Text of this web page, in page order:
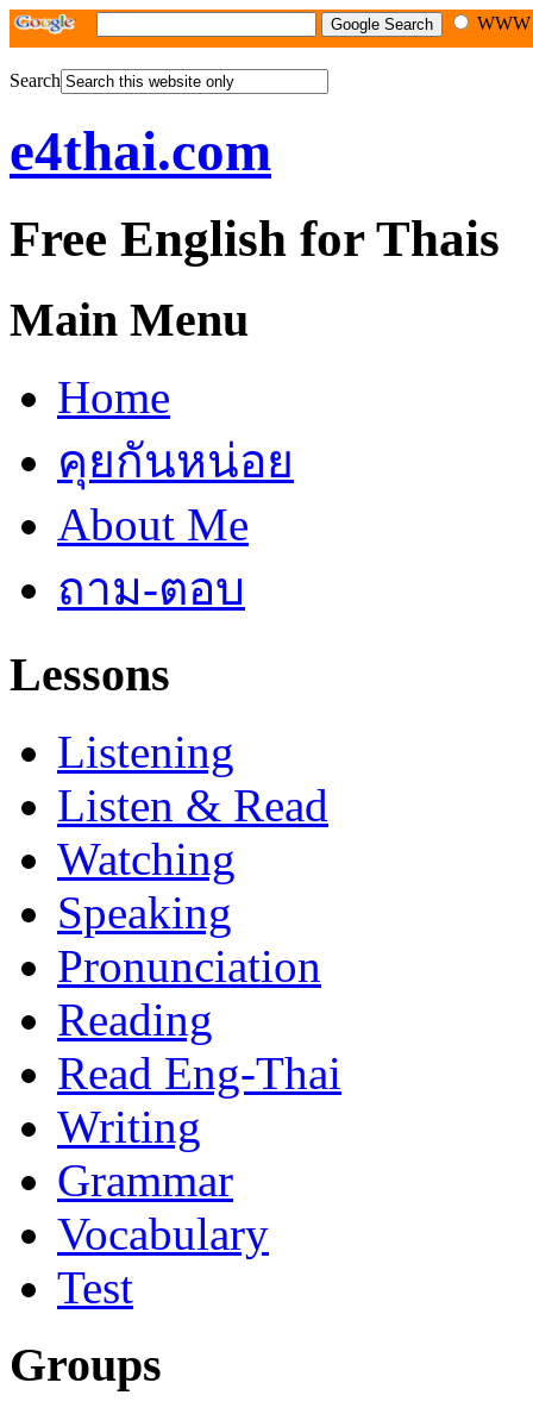
Search
e4thai.com
Free English for Thais
Main Menu
Home
คุยกันหน่อย
About Me
ถาม-ตอบ
Lessons
Listening
Listen & Read
Watching
Speaking
Pronunciation
Reading
Read Eng-Thai
Writing
Grammar
Vocabulary
Test
Groups